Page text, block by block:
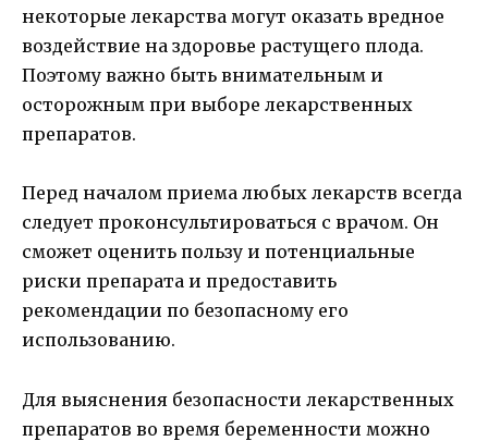
некоторые лекарства могут оказать вредное
воздействие на здоровье растущего плода.
Поэтому важно быть внимательным и
осторожным при выборе лекарственных
препаратов.
Перед началом приема любых лекарств всегда
следует проконсультироваться с врачом. Он
сможет оценить пользу и потенциальные
риски препарата и предоставить
рекомендации по безопасному его
использованию.
Для выяснения безопасности лекарственных
препаратов во время беременности можно